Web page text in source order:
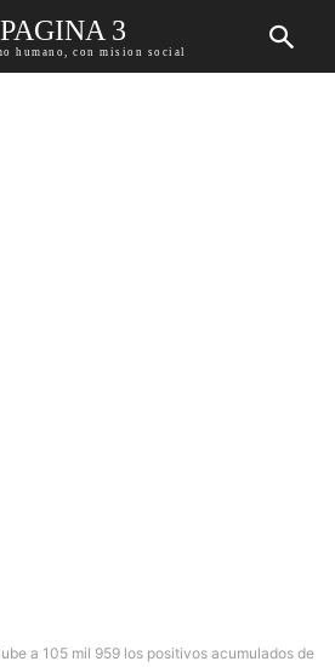
PAGINA 3
humano, con mision social
a 105 mil 959 los positivos acumulados de